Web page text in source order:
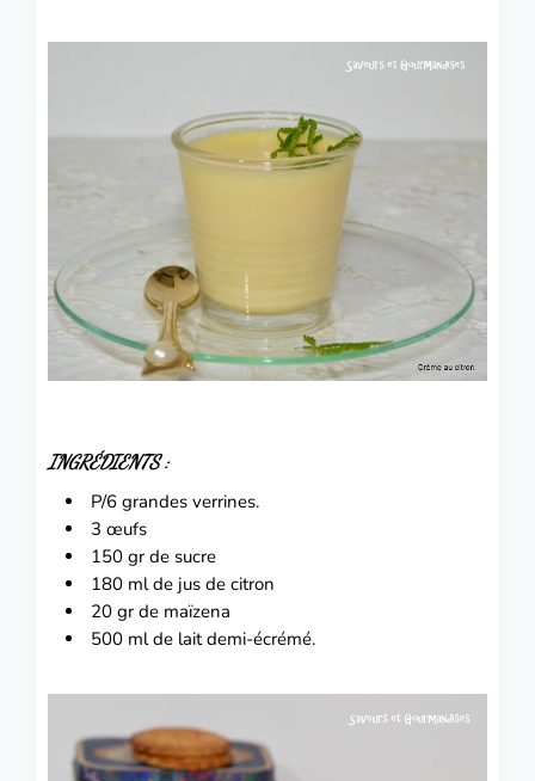
INGRÉDIENTS :
P/6 grandes verrines.
3 œufs
150 gr de sucre
180 ml de jus de citron
20 gr de maïzena
500 ml de lait demi-écrémé.